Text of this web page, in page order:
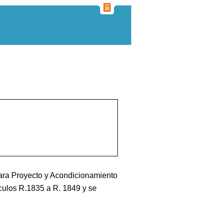
Proyecto y Acondicionamiento
R.1835 a R. 1849 y se